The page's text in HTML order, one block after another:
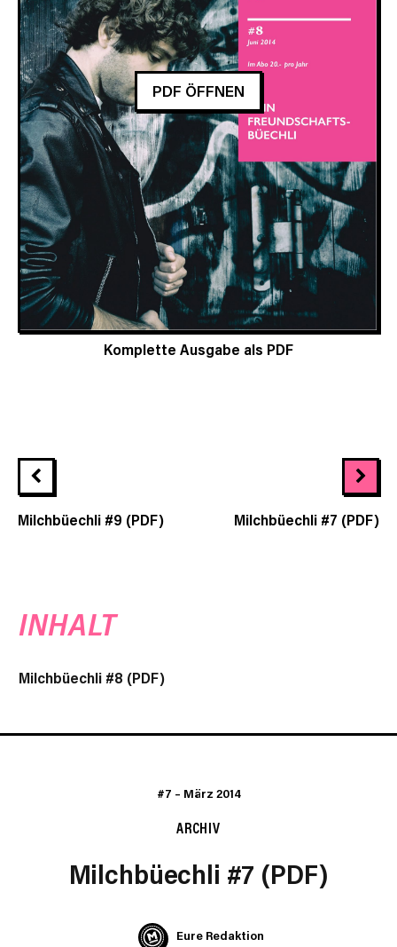
PDF ÖFFNEN
Komplette Ausgabe als PDF
Milchbüechli #9 (PDF) Milchbüechli #7 (PDF)
INHALT
Milchbüechli #8 (PDF)
#7 – März 2014
ARCHIV
Milchbüechli #7 (PDF)
Eure Redaktion